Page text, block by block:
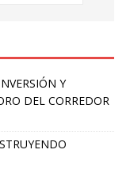
Y
DEL CORREDOR